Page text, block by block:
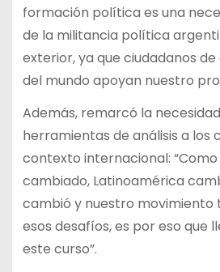
formación política es una
de la militancia política
exterior, ya que ciudadanos
del mundo apoyan nuestro
Además, remarcó la
herramientas de análisis a los
contexto internacional:
cambiado, Latinoamérica
cambió y nuestro movimiento
esos desafíos, es por eso que
este curso”.